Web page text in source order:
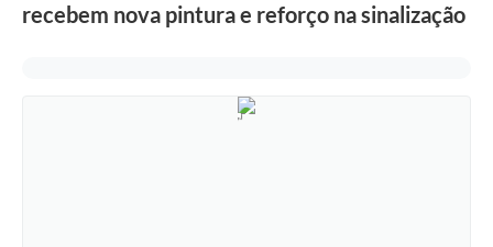
recebem nova pintura e reforço na sinalização